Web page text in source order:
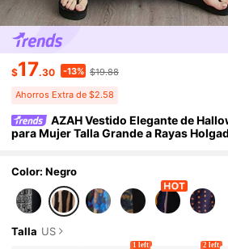
$17.30 -13% $19.88
Ahorros Extra de $2.58
AZAH Vestido Elegante de
para Mujer Talla Grande a Rayas Holgad
io Casual de Verano 2026 para
Color: Negro
Talla US
1 left 2 left